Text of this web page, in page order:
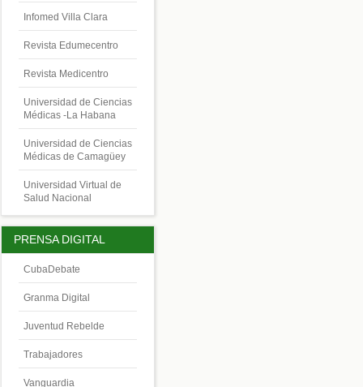
Infomed Villa Clara
Revista Edumecentro
Revista Medicentro
Universidad de Ciencias
Médicas -La Habana
Universidad de Ciencias
Médicas de Camagüey
Universidad Virtual de
Salud Nacional
PRENSA DIGITAL
CubaDebate
Granma Digital
Juventud Rebelde
Trabajadores
Vanguardia